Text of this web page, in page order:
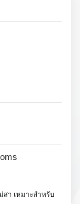
า เหมาะสำหรับ